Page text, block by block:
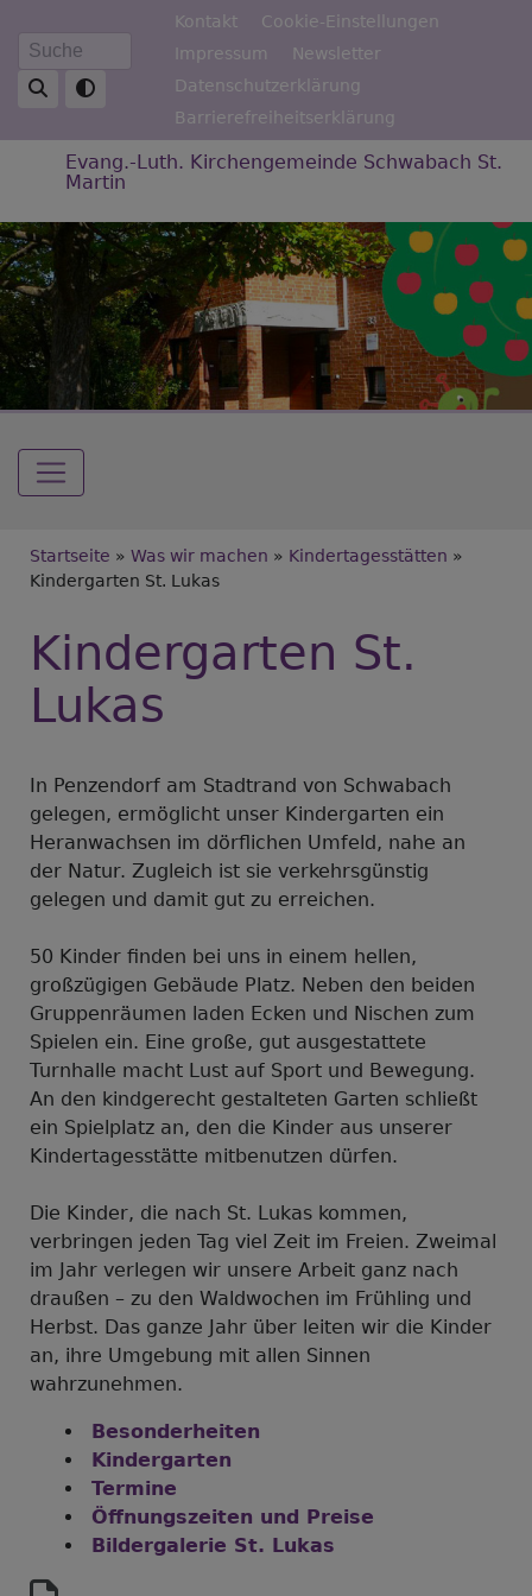
zum
Inhalt
Suche
Fußbereichsmenü
Kontakt
Cookie-Einstellungen
Impressum
Newsletter
Datenschutzerklärung
Barrierefreiheitserklärung
Evang.-Luth. Kirchengemeinde Schwabach St.
Martin
Hauptnavigation
Breadcrumb
Startseite Was wir machen
Kindertagesstätten
Kindergarten St. Lukas
Kindergarten St.
Lukas
In Penzendorf am Stadtrand von Schwabach
gelegen, ermöglicht unser Kindergarten ein
Heranwachsen im dörflichen Umfeld, nahe an
der Natur. Zugleich ist sie verkehrsgünstig
gelegen und damit gut zu erreichen.
50 Kinder finden bei uns in einem hellen,
großzügigen Gebäude Platz. Neben den beiden
Gruppenräumen laden Ecken und Nischen zum
Spielen ein. Eine große, gut ausgestattete
Turnhalle macht Lust auf Sport und Bewegung.
An den kindgerecht gestalteten Garten schließt
ein Spielplatz an, den die Kinder aus unserer
Kindertagesstätte mitbenutzen dürfen.
Die Kinder, die nach St. Lukas kommen,
verbringen jeden Tag viel Zeit im Freien. Zweimal
im Jahr verlegen wir unsere Arbeit ganz nach
draußen – zu den Waldwochen im Frühling und
Herbst. Das ganze Jahr über leiten wir die Kinder
an, ihre Umgebung mit allen Sinnen
wahrzunehmen.
Besonderheiten
Kindergarten
Termine
Öffnungszeiten und Preise
Bildergalerie St. Lukas